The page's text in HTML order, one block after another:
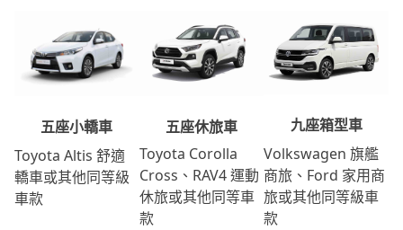
五座小轎車
Toyota Altis 舒適
轎車或其他同等級
車款
五座休旅車
Toyota Corolla
Cross、RAV4 運動
休旅或其他同等車
款
九座箱型車
Volkswagen 旗艦
商旅、Ford 家用商
旅或其他同等級車
款